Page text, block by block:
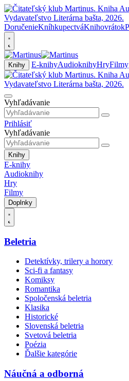
DoručenieKníhkupectváKnihovrátok
Knihy E-knihyAudioknihyHryFilmy
Vyhľadávanie
Prihlásiť
Vyhľadávanie
Knihy
E-knihy
Audioknihy
Hry
Filmy
Doplnky
Beletria
Detektívky, trilery a horory
Sci-fi a fantasy
Komiksy
Romantika
Spoločenská beletria
Klasika
Historické
Slovenská beletria
Svetová beletria
Poézia
Ďalšie kategórie
Náučná a odborná